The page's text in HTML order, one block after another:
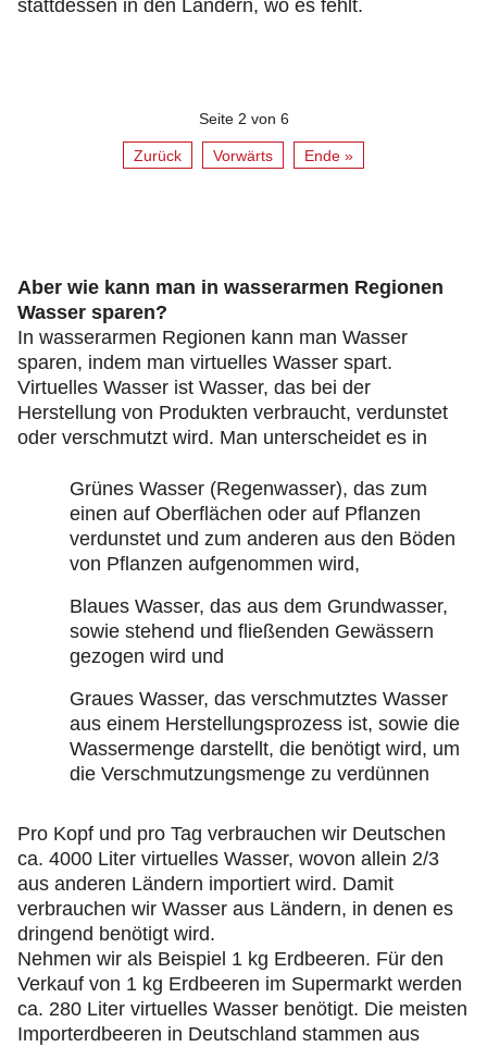
stattdessen in den Ländern, wo es fehlt.
Seite 2 von 6
Zurück Vorwärts Ende »
Aber wie kann man in wasserarmen Regionen
Wasser sparen?
In wasserarmen Regionen kann man Wasser
sparen, indem man virtuelles Wasser spart.
Virtuelles Wasser ist Wasser, das bei der
Herstellung von Produkten verbraucht, verdunstet
oder verschmutzt wird. Man unterscheidet es in
Grünes Wasser (Regenwasser), das zum
einen auf Oberflächen oder auf Pflanzen
verdunstet und zum anderen aus den Böden
von Pflanzen aufgenommen wird,
Blaues Wasser, das aus dem Grundwasser,
sowie stehend und fließenden Gewässern
gezogen wird und
Graues Wasser, das verschmutztes Wasser
aus einem Herstellungsprozess ist, sowie die
Wassermenge darstellt, die benötigt wird, um
die Verschmutzungsmenge zu verdünnen
Pro Kopf und pro Tag verbrauchen wir Deutschen
ca. 4000 Liter virtuelles Wasser, wovon allein 2/3
aus anderen Ländern importiert wird. Damit
verbrauchen wir Wasser aus Ländern, in denen es
dringend benötigt wird.
Nehmen wir als Beispiel 1 kg Erdbeeren. Für den
Verkauf von 1 kg Erdbeeren im Supermarkt werden
ca. 280 Liter virtuelles Wasser benötigt. Die meisten
Importerdbeeren in Deutschland stammen aus